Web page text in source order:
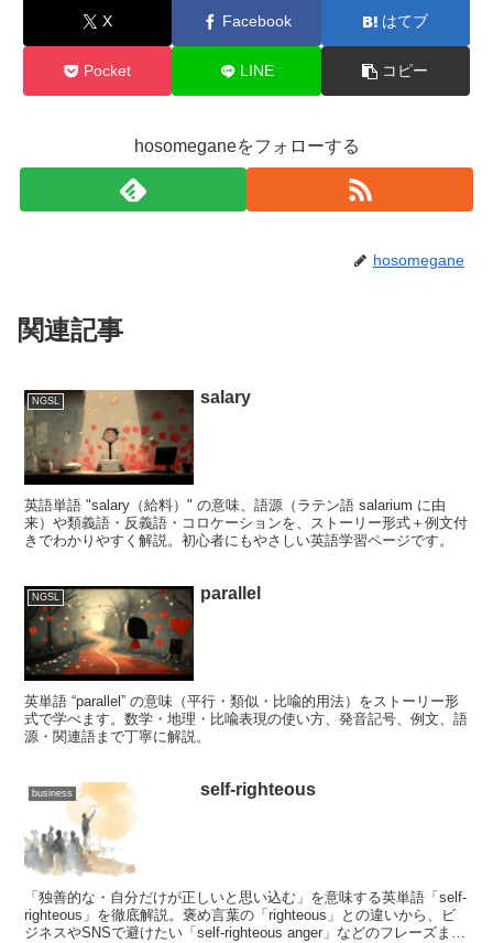
X Facebook はてブ
Pocket LINE コピー
hosomeganeをフォローする
hosomegane
関連記事
NGSL salary
英語単語 "salary（給料）" の意味、語源（ラテン語 salarium に由
来）や類義語・反義語・コロケーションを、ストーリー形式＋例文付
きでわかりやすく解説。初心者にもやさしい英語学習ページです。
NGSL parallel
英単語 “parallel” の意味（平行・類似・比喩的用法）をストーリー形
式で学べます。数学・地理・比喩表現の使い方、発音記号、例文、語
源・関連語まで丁寧に解説。
business self-righteous
「独善的な・自分だけが正しいと思い込む」を意味する英単語「self-
righteous」を徹底解説。褒め言葉の「righteous」との違いから、ビ
ジネスやSNSで避けたい「self-righteous anger」などのフレーズまで